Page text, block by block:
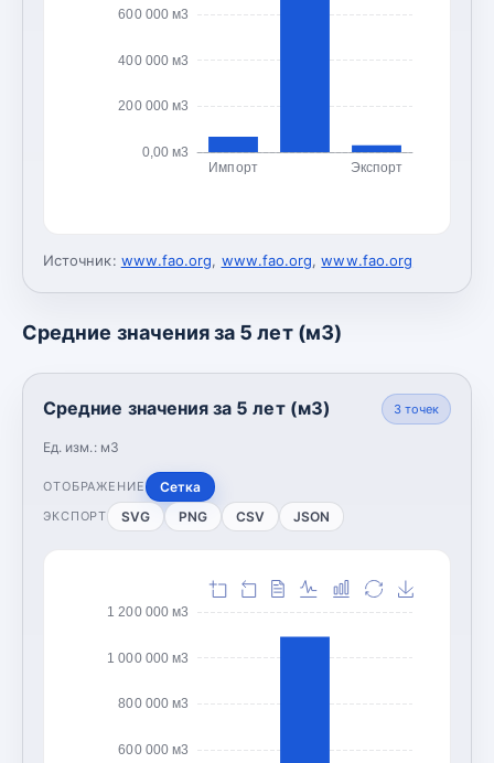
0,00 м3
200 000 м3
400 000 м3
600 000 м3
Импорт Экспорт
Источник: www.fao.org, www.fao.org,www.fao.org
Средние значения за 5 лет (м3)
Средние значения за 5 лет (м3)
Ед. изм.: м3
3точек
ОТОБРАЖЕНИЕ Сетка
ЭКСПОРТ SVG PNG CSV JSON
600 000 м3
800 000 м3
1 000 000 м3
1 200 000 м3